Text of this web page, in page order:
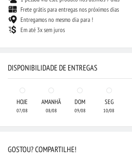
Frete grátis para entregas nos próximos dias
Entregamos no mesmo dia para !
Em até 3x sem juros
DISPONIBILIDADE DE ENTREGAS
HOJE
07/08
AMANHÃ
08/08
DOM
09/08
SEG
10/08
GOSTOU? COMPARTILHE!